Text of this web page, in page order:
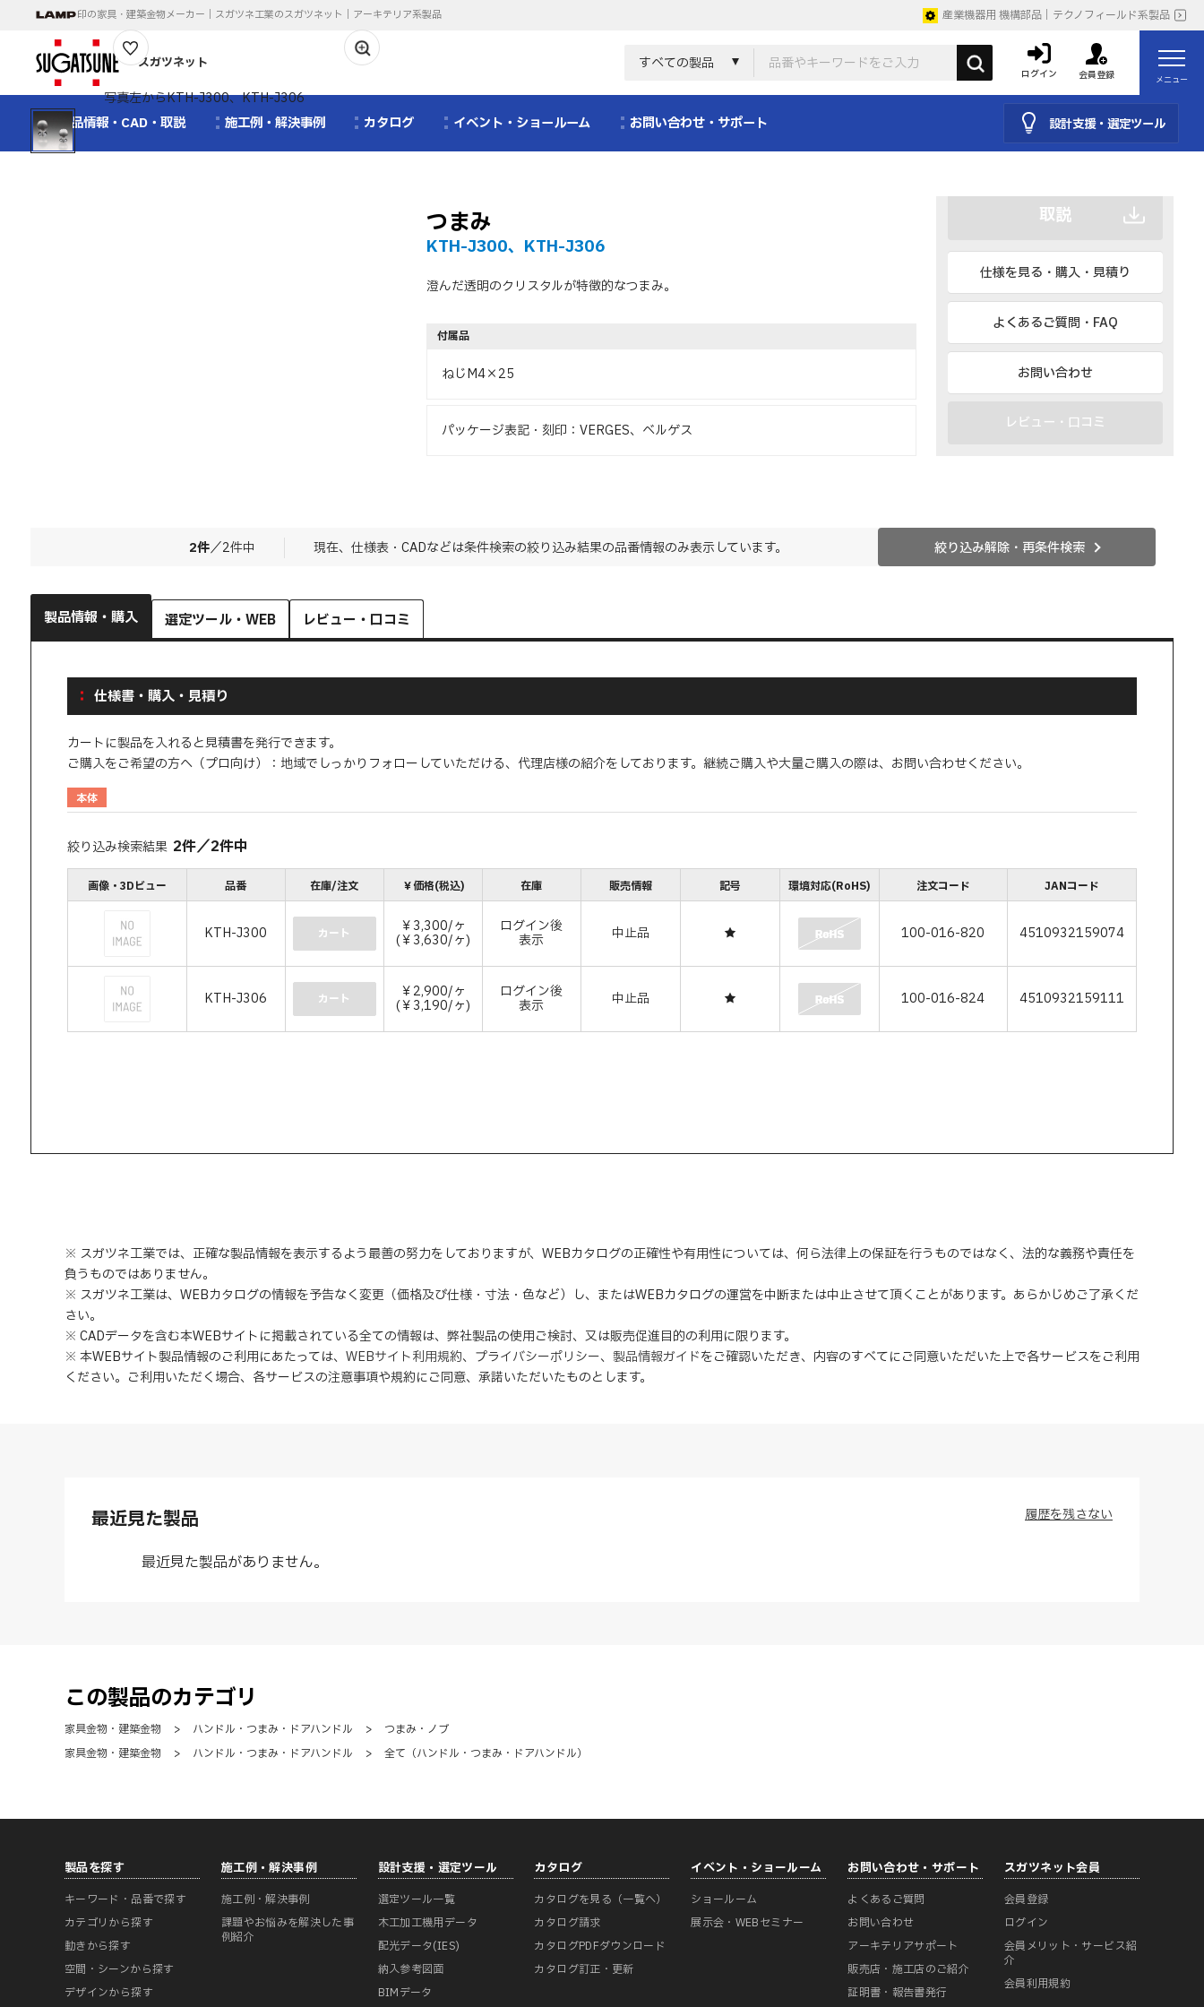
印の家具・建築金物メーカー｜スガツネ工業のスガツネット｜アーキテリア系製品 産業機器用 機構部品｜テクノフィールド系製品
スガツネット すべての製品
ログイン 会員登録 メニュー
製品情報・CAD・取説 施工例・解決事例 カタログ イベント・ショールーム お問い合わせ・サポート 設計支援・選定ツール
写真左からKTH-J300、KTH-J306
つまみ
KTH-J300、KTH-J306
澄んだ透明のクリスタルが特徴的なつまみ。
付属品
ねじM4×25
パッケージ表記・刻印：VERGES、ベルゲス
CAD
BIM、IESなど
カタログ
取説
仕様を見る・購入・見積り
よくあるご質問・FAQ
お問い合わせ
レビュー・口コミ
2件／2件中 現在、仕様表・CADなどは条件検索の絞り込み結果の品番情報のみ表示しています。 絞り込み解除・再条件検索
製品情報・購入 選定ツール・WEB レビュー・口コミ
仕様書・購入・見積り
カートに製品を入れると見積書を発行できます。
ご購入をご希望の方へ（プロ向け）：地域でしっかりフォローしていただける、代理店様の紹介をしております。継続ご購入や大量ご購入の際は、お問い合わせください。
本体
絞り込み検索結果 2件／2件中
画像・3Dビュー 品番 在庫/注文 ￥価格(税込) 在庫 販売情報 記号 環境対応(RoHS) 注文コード JANコード
KTH-J300 カート ￥3,300/ヶ
(￥3,630/ヶ)
ログイン後
表示 中止品 ★ 100-016-820 4510932159074
KTH-J306 カート ￥2,900/ヶ
(￥3,190/ヶ)
ログイン後
表示 中止品 ★ 100-016-824 4510932159111
※ スガツネ工業では、正確な製品情報を表示するよう最善の努力をしておりますが、WEBカタログの正確性や有用性については、何ら法律上の保証を行うものではなく、法的な義務や責任を
負うものではありません。
※ スガツネ工業は、WEBカタログの情報を予告なく変更（価格及び仕様・寸法・色など）し、またはWEBカタログの運営を中断または中止させて頂くことがあります。あらかじめご了承くだ
さい。
※ CADデータを含む本WEBサイトに掲載されている全ての情報は、弊社製品の使用ご検討、又は販売促進目的の利用に限ります。
※ 本WEBサイト製品情報のご利用にあたっては、 WEBサイト利用規約、 プライバシーポリシー、 製品情報ガイドをご確認いただき、内容のすべてにご同意いただいた上で各サービスをご利用
ください。ご利用いただく場合、各サービスの注意事項や規約にご同意、 承諾いただいたものとします。
最近見た製品
最近見た製品がありません。
履歴を残さない
この製品のカテゴリ
家具金物・建築金物 > ハンドル・つまみ・ドアハンドル >
つまみ・ノブ
家具金物・建築金物
> ハンドル・つまみ・ドアハンドル > 全て（ハンドル・つまみ・ドアハンドル）
製品を探す
キーワード・品番で探す
カテゴリから探す
動きから探す
空間・シーンから探す
デザインから探す
施工例・解決事例
施工例・解決事例
課題やお悩みを解決した事
例紹介
設計支援・選定ツール
選定ツール一覧
木工加工機用データ
配光データ(IES)
納入参考図面
BIMデータ
カタログ
カタログを見る（一覧へ）
カタログ請求
カタログPDFダウンロード
カタログ訂正・更新
イベント・ショールーム
ショールーム
展示会・WEBセミナー
お問い合わせ・サポート
よくあるご質問
お問い合わせ
アーキテリアサポート
販売店・施工店のご紹介
証明書・報告書発行
スガツネット会員
会員登録
ログイン
会員メリット・サービス紹
介
会員利用規約